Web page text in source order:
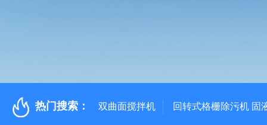
热门搜索： 双曲面搅拌机 回转式格栅除污机 固